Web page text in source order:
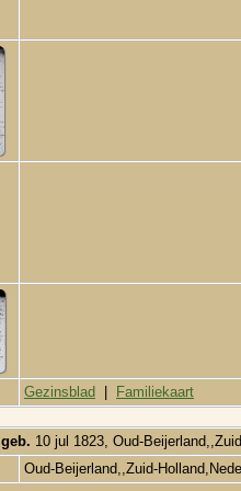
Gezinsblad Familiekaart
geb. 10 jul 1823, Oud-
Oud-Beijerland,,Zuid-